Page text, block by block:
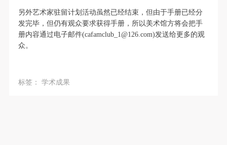
另外艺术家驻留计划活动虽然已经结束，但由于手册已经分
发完毕，但仍有观众要求获得手册，所以美术馆方将会把手
册内容通过电子邮件(cafamclub_1@126.com)发送给更多的观
众。
标签： 学术成果
术的空间氛围，竭诚与各单位、企业、机构、艺术家
和观众进行良好互动。以学院的学术研究为基础，积
极策划国际、国内多视角、多领域的展览、论坛及公
共教育活动，为美院师生、中外艺术家以及社会公众
单位，其开展的公共教育活动以学术性和公益性为
术的空间氛围，竭诚与各单位、企业、机构、艺术家
和观众进行良好互动。以学院的学术研究为基础，积
极策划国际、国内多视角、多领域的展览、论坛及公
共教育活动，为美院师生、中外艺术家以及社会公众
单位，其开展的公共教育活动以学术性和公益性为
术的空间氛围，竭诚与各单位、企业、机构、艺术家
和观众进行良好互动。以学院的学术研究为基础，积
极策划国际、国内多视角、多领域的展览、论坛及公
共教育活动，为美院师生、中外艺术家以及社会公众
单位，其开展的公共教育活动以学术性和公益性为